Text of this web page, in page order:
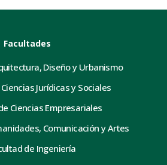
Facultades
Diseño y Urbanismo
Jurídicas y Sociales
Ciencias Empresariales
Comunicación y Artes
de Ingeniería